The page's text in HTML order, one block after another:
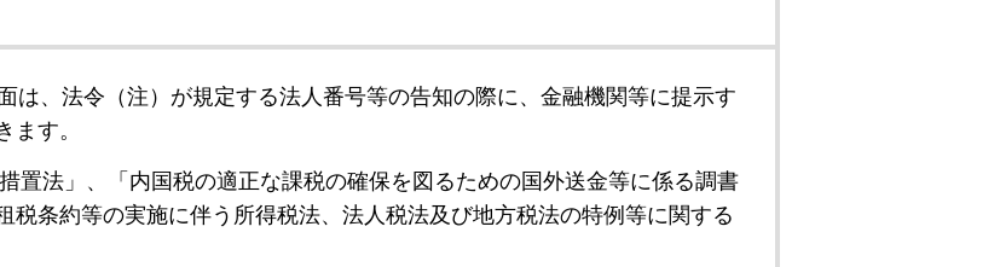
は、法令（注）が規定する法人番号等の告知の際に、金融機関等に提示す
ます。
置法」、「内国税の適正な課税の確保を図るための国外送金等に係る調書
税条約等の実施に伴う所得税法、法人税法及び地方税法の特例等に関する